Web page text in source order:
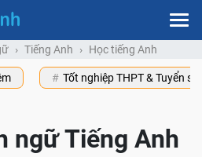
Tiếng Anh Học tiếng Anh
Tốt nghiệp THPT & Tuyển
ngữ Tiếng Anh